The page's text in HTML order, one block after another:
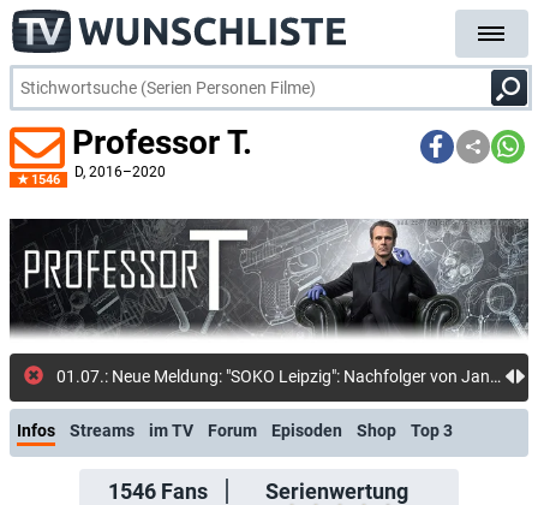
1546
Professor T.
D, 2016–2020
01.07.: Neue Meldung: "SOKO Leipzig": Nachfolger von Jan Maybach endlich offiziell bestätigt: Ex-"Herzensbrecher" wird neuer Hauptkommissar
Infos Streams im TV Forum Episoden Shop Top 3
1546Fans
Serienwertung